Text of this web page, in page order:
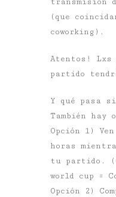
(que
coworking).
Atentos! Lxs
partido
Y qué pasa
También hay
Opción 1)
horas
tu partido.
world cup =
Opción 2)